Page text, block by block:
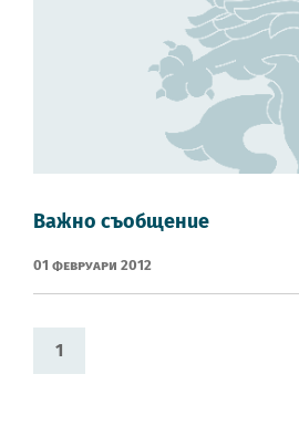
Важно съобщение
01 Февруари 2012
1